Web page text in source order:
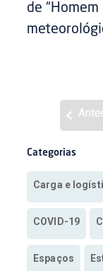
de “Homem
Categorias
Carga e
COVID-19
Espaços